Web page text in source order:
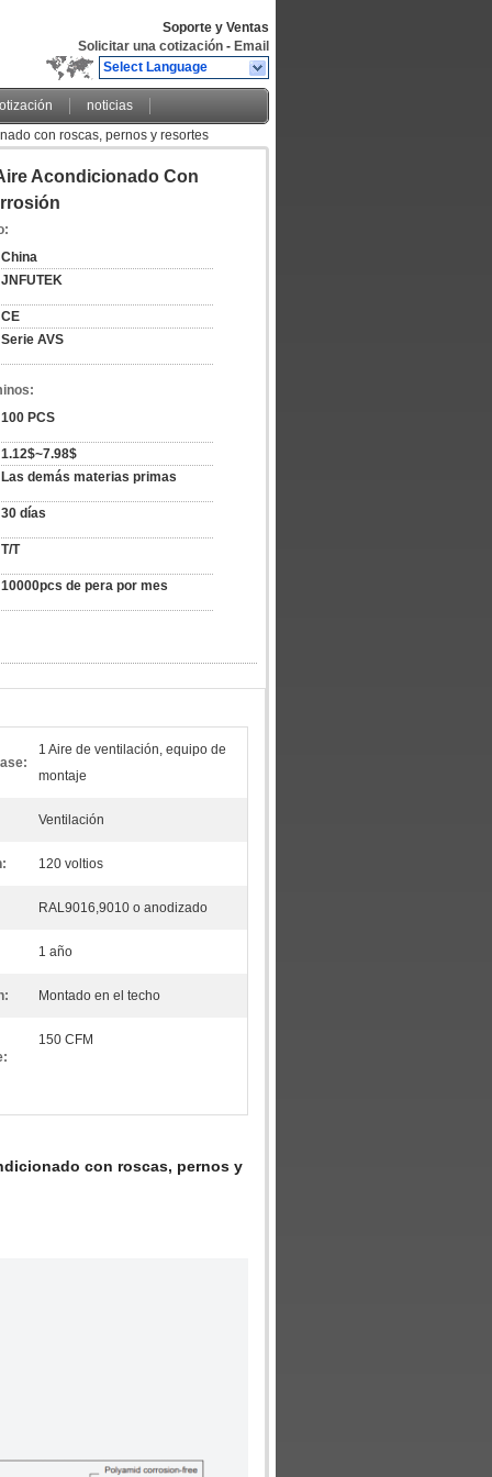
Soporte y Ventas
Solicitar una cotización - Email
Select Language
noticias
con roscas, pernos y resortes
Acondicionado Con
China
JNFUTEK
CE
Serie AVS
100 PCS
1.12$~7.98$
Las demás materias primas
30 días
T/T
10000pcs de pera por mes
1 Aire de ventilación, equipo de
montaje
Ventilación
120 voltios
RAL9016,9010 o anodizado
1 año
Montado en el techo
150 CFM
con roscas, pernos y